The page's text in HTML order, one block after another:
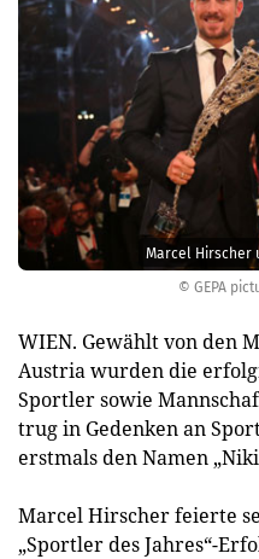
© GEPA
Marcel Hirscher
WIEN. Gewählt von den
Austria wurden die
Sportler sowie
trug in Gedenken an
erstmals den Namen
Marcel Hirscher feierte
„Sportler des Jahres“-